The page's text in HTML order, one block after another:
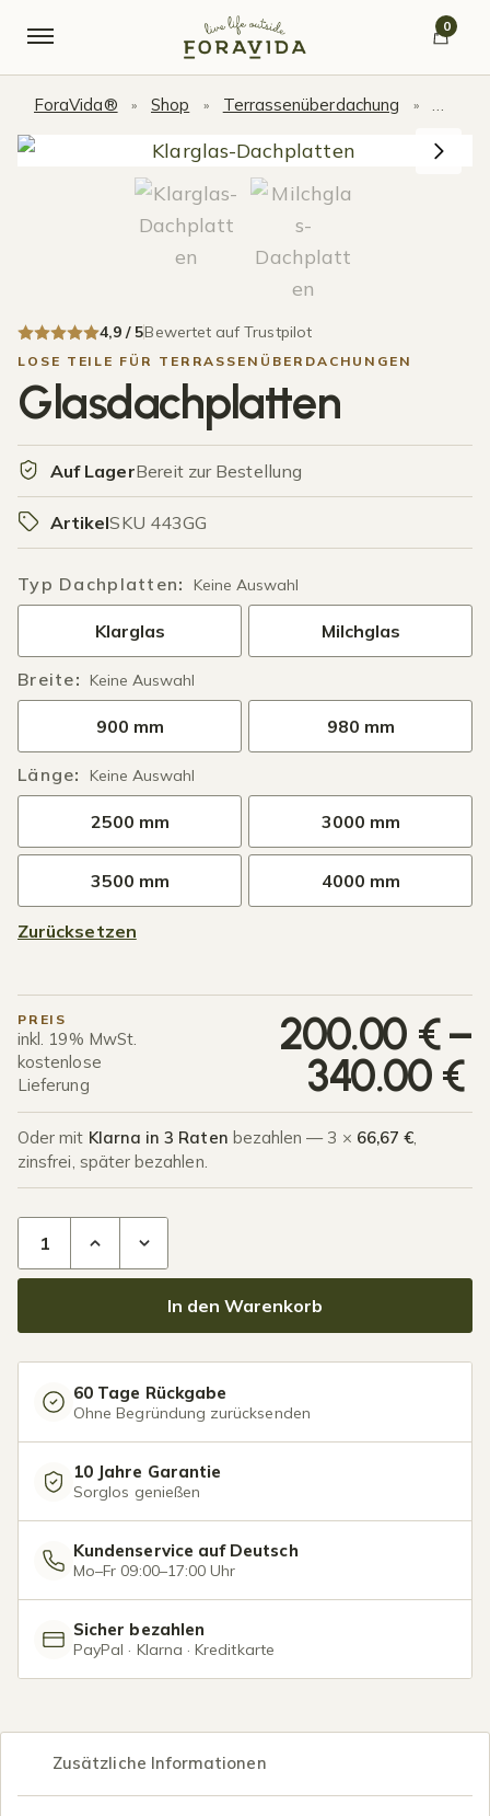
0
ForaVida® » Shop » Terrassenüberdachung » Lose
4,9 / 5Bewertet auf Trustpilot
LOSE TEILE FÜR TERRASSENÜBERDACHUNGEN
Glasdachplatten
Auf LagerBereit zur Bestellung
ArtikelSKU 443GG
Typ Dachplatten: Keine Auswahl
Klarglas Milchglas
Breite: Keine Auswahl
900 mm 980 mm
Länge: Keine Auswahl
2500 mm 3000 mm
3500 mm 4000 mm
Zurücksetzen
PREIS
inkl. 19% MwSt.
kostenlose
Lieferung
200.00 €–
340.00 €
Oder mit Klarna in 3 Raten bezahlen — 3 × 66,67 €,
zinsfrei, später bezahlen.
In den Warenkorb
60 Tage Rückgabe
Ohne Begründung zurücksenden
10 Jahre Garantie
Sorglos genießen
Kundenservice auf Deutsch
Mo–Fr 09:00–17:00 Uhr
Sicher bezahlen
PayPal · Klarna · Kreditkarte
Zusätzliche Informationen